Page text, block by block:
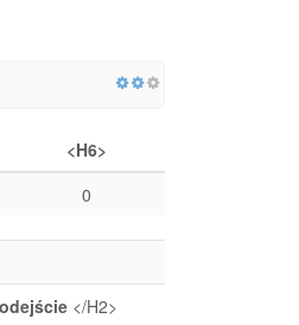
<H6>
0
</H2>